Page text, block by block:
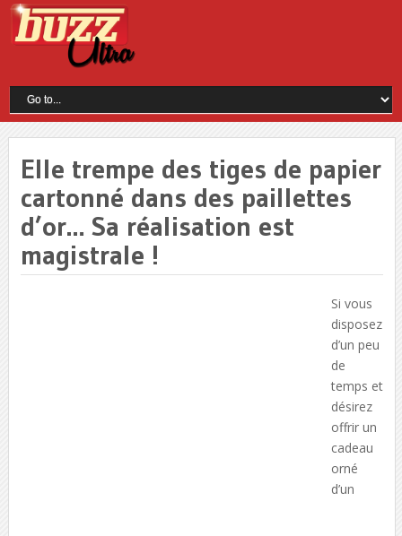
Elle trempe des tiges de papier
cartonné dans des paillettes
d’or… Sa réalisation est
magistrale !
Si vous
disposez
d’un peu
de
temps et
désirez
offrir un
cadeau
orné
d’un